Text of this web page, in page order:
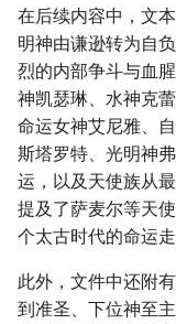
在后续内容中，文
明神由谦逊转为自
烈的内部争斗与血
神凯瑟琳、水神克
命运女神艾尼雅、
斯塔罗特、光明神
运，以及天使族从
提及了萨麦尔等天
个太古时代的命运走
此外，文件中还附
到准圣、下位神至